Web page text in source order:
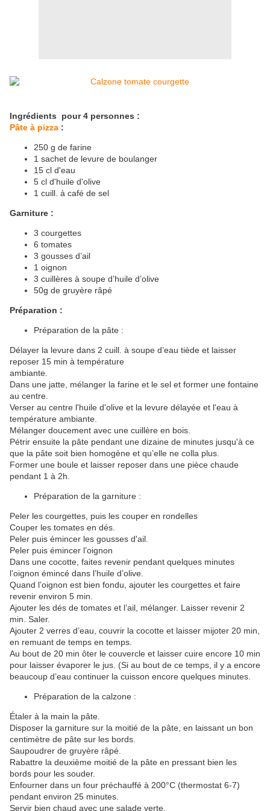
Ingrédients pour 4 personnes :
Pâte à pizza :
250 g de farine
1 sachet de levure de boulanger
15 cl d'eau
5 cl d'huile d'olive
1 cuill. à café de sel
Garniture :
3 courgettes
6 tomates
3 gousses d’ail
1 oignon
3 cuillères à soupe d’huile d’olive
50g de gruyère râpé
Préparation :
Préparation de la pâte :
Délayer la levure dans 2 cuill. à soupe d’eau tiède et laisser
reposer 15 min à température
ambiante.
Dans une jatte, mélanger la farine et le sel et former une fontaine
au centre.
Verser au centre l'huile d'olive et la levure délayée et l'eau à
température ambiante.
Mélanger doucement avec une cuillère en bois.
Pétrir ensuite la pâte pendant une dizaine de minutes jusqu'à ce
que la pâte soit bien homogène et qu’elle ne colla plus.
Former une boule et laisser reposer dans une pièce chaude
pendant 1 à 2h.
Préparation de la garniture :
Peler les courgettes, puis les couper en rondelles
Couper les tomates en dés.
Peler puis émincer les gousses d'ail.
Peler puis émincer l’oignon
Dans une cocotte, faites revenir pendant quelques minutes
l’oignon émincé dans l’huile d’olive.
Quand l’oignon est bien fondu, ajouter les courgettes et faire
revenir environ 5 min.
Ajouter les dés de tomates et l’ail, mélanger. Laisser revenir 2
min. Saler.
Ajouter 2 verres d’eau, couvrir la cocotte et laisser mijoter 20 min,
en remuant de temps en temps.
Au bout de 20 min ôter le couvercle et laisser cuire encore 10 min
pour laisser évaporer le jus. (Si au bout de ce temps, il y a encore
beaucoup d’eau continuer la cuisson encore quelques minutes.
Préparation de la calzone :
Étaler à la main la pâte.
Disposer la garniture sur la moitié de la pâte, en laissant un bon
centimètre de pâte sur les bords.
Saupoudrer de gruyère râpé.
Rabattre la deuxième moitié de la pâte en pressant bien les
bords pour les souder.
Enfourner dans un four préchauffé à 200°C (thermostat 6-7)
pendant environ 25 minutes.
Servir bien chaud avec une salade verte.